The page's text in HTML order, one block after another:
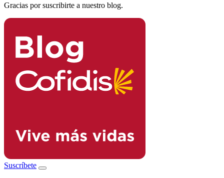
Gracias por suscribirte a nuestro blog.
Suscríbete